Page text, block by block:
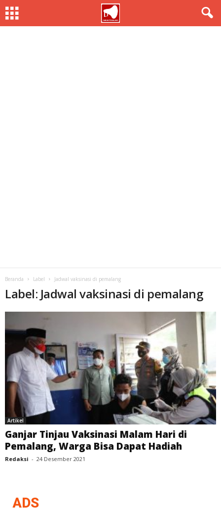
Beranda Label Jadwal vaksinasi di pemalang
Label: Jadwal vaksinasi di pemalang
Artikel
Ganjar Tinjau Vaksinasi Malam Hari di
Pemalang, Warga Bisa Dapat Hadiah
Redaksi - 24 Desember 2021
ADS